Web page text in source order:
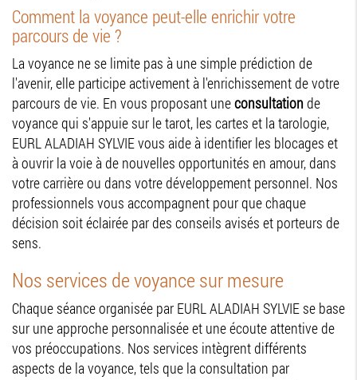
Comment la voyance peut-elle enrichir votre
parcours de vie ?
La voyance ne se limite pas à une simple prédiction de
l'avenir, elle participe activement à l'enrichissement de votre
parcours de vie. En vous proposant uneconsultationde
voyance qui s'appuie sur le tarot, les cartes et la tarologie,
EURL ALADIAH SYLVIE vous aide à identifier les blocages et
à ouvrir la voie à de nouvelles opportunités en amour, dans
votre carrière ou dans votre développement personnel. Nos
professionnels vous accompagnent pour que chaque
décision soit éclairée par des conseils avisés et porteurs de
sens.
Nos services de voyance sur mesure
Chaque séance organisée par EURL ALADIAH SYLVIE se base
sur une approche personnalisée et une écoute attentive de
vos préoccupations. Nos services intègrent différents
aspects de la voyance, tels que la consultation par